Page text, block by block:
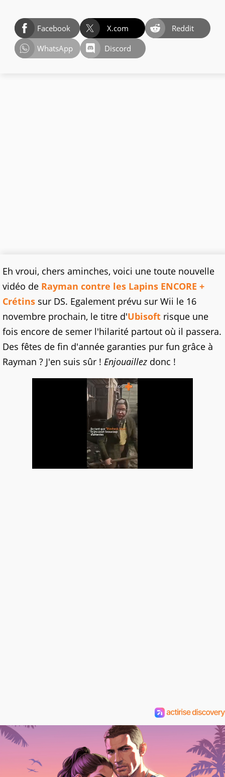
Facebook X.com
Reddit
WhatsApp
Discord
Eh vroui, chers aminches, voici une toute nouvelle
vidéo de Rayman contre les Lapins ENCORE +
Crétins sur DS. Egalement prévu sur Wii le 16
novembre prochain, le titre d'Ubisoft risque une
fois encore de semer l'hilarité partout où il passera.
Des fêtes de fin d'année garanties pur fun grâce à
Rayman ? J'en suis sûr ! Enjouaillez donc !